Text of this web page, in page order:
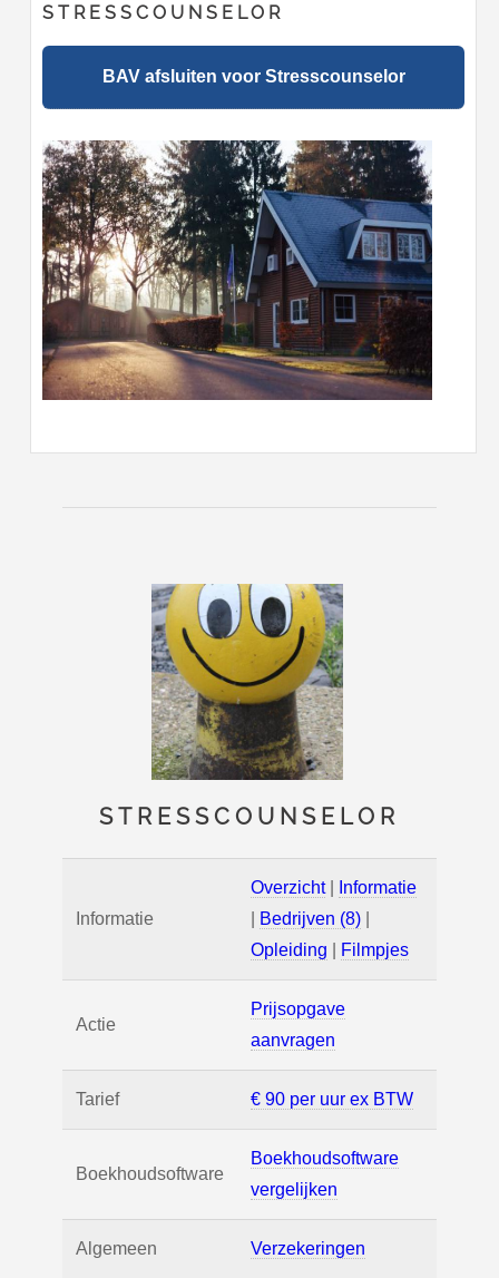
STRESSCOUNSELOR
BAV afsluiten voor Stresscounselor
STRESSCOUNSELOR
Informatie
Overzicht|
Informatie
Bedrijven (8)
Opleiding
Filmpjes
Actie
Prijsopgave
aanvragen
Tarief € 90 per uur ex BTW
Boekhoudsoftware
Boekhoudsoftware
vergelijken
Algemeen Verzekeringen